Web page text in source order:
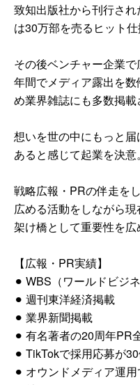
致知出版社から刊行さ
は30万部を売るヒット
その後ベンチャー企業
年間でメディア露出を
め業界雑誌にも多数掲載
想いを世の中にもっと
あると感じて起業を決意。
戦略広報・PRの伴走を
広める活動をしながら
架け橋として重要性を広
【広報・PR実績】
⚫︎ WBS（ワールドビジ
⚫︎ 週刊東洋経済掲載
⚫︎ 業界新聞掲載
⚫︎ 有名著者の20周年PR
⚫︎ TikTokで採用応募が
⚫︎ オウンドメディア運